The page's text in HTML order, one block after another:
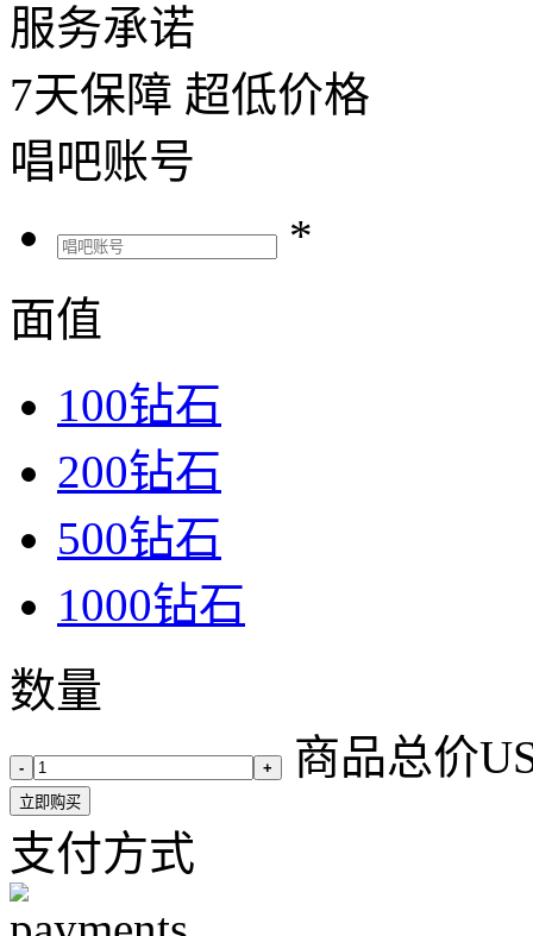
服务承诺
7天保障 超低价格
唱吧账号
*
面值
100钻石
200钻石
500钻石
1000钻石
数量
- + 商品总价
立即购买
支付方式